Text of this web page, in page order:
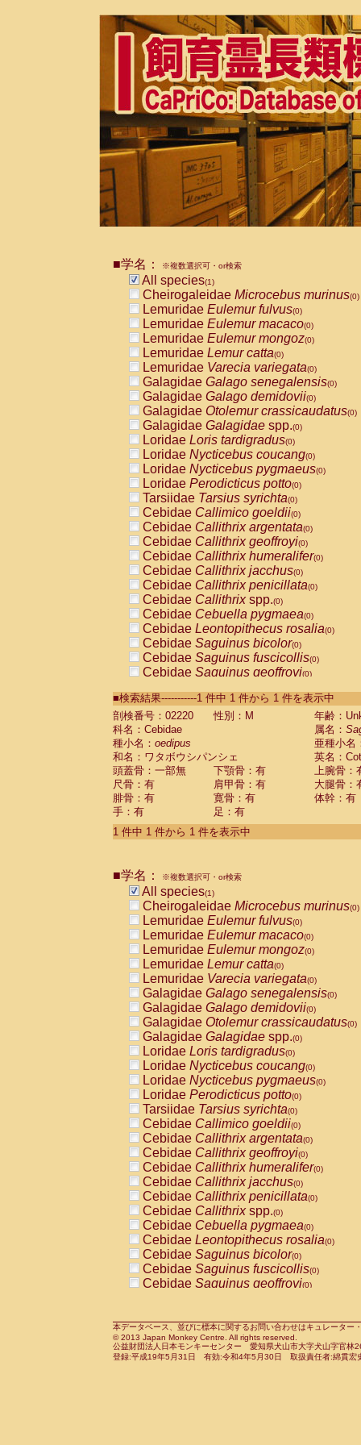
■学名： ※複数選択可・or検索
All species(1)
Cheirogaleidae Microcebus murinus(0)
Lemuridae Eulemur fulvus(0)
Lemuridae Eulemur macaco(0)
Lemuridae Eulemur mongoz(0)
Lemuridae Lemur catta(0)
Lemuridae Varecia variegata(0)
Galagidae Galago senegalensis(0)
Galagidae Galago demidovii(0)
Galagidae Otolemur crassicaudatus(0)
Galagidae Galagidae spp.(0)
Loridae Loris tardigradus(0)
Loridae Nycticebus coucang(0)
Loridae Nycticebus pygmaeus(0)
Loridae Perodicticus potto(0)
Tarsiidae Tarsius syrichta(0)
Cebidae Callimico goeldii(0)
Cebidae Callithrix argentata(0)
Cebidae Callithrix geoffroyi(0)
Cebidae Callithrix humeralifer(0)
Cebidae Callithrix jacchus(0)
Cebidae Callithrix penicillata(0)
Cebidae Callithrixspp.(0)
Cebidae Cebuella pygmaea(0)
Cebidae Leontopithecus rosalia(0)
Cebidae Saguinus bicolor(0)
Cebidae Saguinus fuscicollis(0)
Cebidae Saguinus geoffroyi(0)
CebidaeSaguinus labiatus(0)
Cebidae Saguinus leucopus (0)
Cebidae
Cebidae
CebidaeSaguinus nigricollis (0)
Cebidae Saguinus oedipus
Cebidae Saguinus weddelli
Cebidae Saguinusspp.
Cebidae Aotus trivirgatus
Cebidae Cebus albifrons
CebidaeCebus nigrivittatus
CebidaeCebus
CebidaeSaimiri boliviensis(0)
CebidaeSaimiri sciureus(0)
AtelidaeAlouatta caraya(0)
AtelidaeAlouatta fusca(0)
AtelidaeAlouatta seniculus
AtelidaeAlouattaspp.(0)
AtelidaeAteles belzebuth(0)
AtelidaeAteles geoffroyi(0)
AtelidaeAteles paniscus(0)
AtelidaeAtelesspp.(0)
Atelidae Lagothrix lagothricha
AtelidaeLagothrix lagothricha cana
PitheciidaeCacajao calvus
PitheciidaeCallicebus cupreus
PitheciidaeCallicebus donacophilus
PitheciidaeCallicebus moloch
PitheciidaeCallicebus torquatus
PitheciidaeCallicebusspp.(0)
PitheciidaeChiropotes satanas(0)
PitheciidaePithecia monachus
PitheciidaePithecia pithecia(0)
CercopithecidaeCercocebus agilis
CercopithecidaeCercocebus
CercopithecidaeCercocebus
CercopithecidaeCercocebus
CercopithecidaeCercocebus
CercopithecidaeCercocebushybrid
CercopithecidaePapio anubis(0)
CercopithecidaePapio cynocephalus
CercopithecidaePapio hamadryas(0)
■検索結果-----------1 件中 1 件から 1 件を表示中
剖検番号：02220
性別：M
年齢：
科名：Cebidae
属名：
種小名： oedipus
亜種小名
和名：ワタボウシパンシェ
英名：
頭蓋骨：一部無
下顎骨：有
上腕骨：
尺骨：有
肩甲骨：有
大腿骨：
腓骨：有
寛骨：有
体幹：有
手：有
足：有
1 件中 1 件から 1 件を表示中
■学名： ※複数選択可・or検索
All species(1)
Cheirogaleidae Microcebus murinus(0)
Lemuridae Eulemur fulvus(0)
Lemuridae Eulemur macaco(0)
Lemuridae Eulemur mongoz(0)
Lemuridae Lemur catta(0)
Lemuridae Varecia variegata(0)
Galagidae Galago senegalensis(0)
Galagidae Galago demidovii(0)
Galagidae Otolemur crassicaudatus(0)
Galagidae Galagidae spp.(0)
Loridae Loris tardigradus(0)
Loridae Nycticebus coucang(0)
Loridae Nycticebus pygmaeus(0)
Loridae Perodicticus potto(0)
Tarsiidae Tarsius syrichta(0)
Cebidae Callimico goeldii(0)
Cebidae Callithrix argentata(0)
Cebidae Callithrix geoffroyi(0)
Cebidae Callithrix humeralifer(0)
Cebidae Callithrix jacchus(0)
Cebidae Callithrix penicillata(0)
Cebidae Callithrixspp.(0)
Cebidae Cebuella pygmaea(0)
Cebidae Leontopithecus rosalia(0)
Cebidae Saguinus bicolor(0)
Cebidae Saguinus fuscicollis(0)
Cebidae Saguinus geoffroyi(0)
CebidaeSaguinus leucopus(0)
CebidaeSaguinus midas(0)
Cebidae Saguinus mystax(0)
本データベース、並びに標本に関するお問い合わせはキュレータ
© 2013 Japan Monkey Centre. All rights reserved.
公益財団法人日本モンキーセンター 愛知県犬山市大字犬山字官
登録:平成19年5月31日 有効:令和4年5月30日 取扱責任者:綿貫宏